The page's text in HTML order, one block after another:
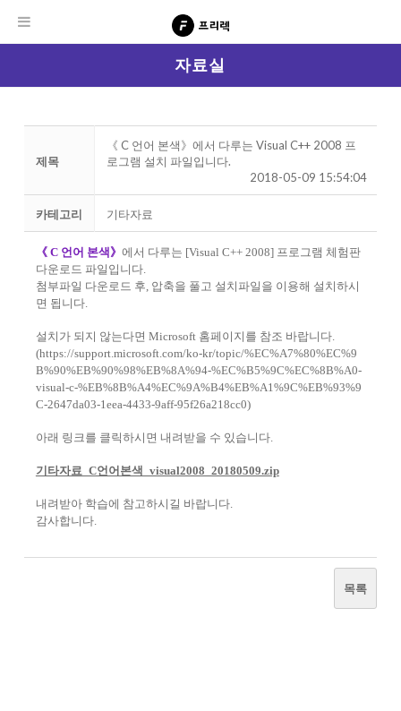
자료실
제목
《 C 언어 본색》에서 다루는 Visual C++ 2008 프
로그램 설치 파일입니다.
2018-05-09 15:54:04
카테고리 기타자료
《 C 언어 본색》 에서 다루는 [Visual C++ 2008] 프로그램 체험판
다운로드 파일입니다.
첨부파일 다운로드 후, 압축을 풀고 설치파일을 이용해 설치하시
면 됩니다.
설치가 되지 않는다면 Microsoft 홈페이지를 참조 바랍니다.
(https://support.microsoft.com/ko-kr/topic/%EC%A7%80%EC%9
B%90%EB%90%98%EB%8A%94-%EC%B5%9C%EC%8B%A0-
visual-c-%EB%8B%A4%EC%9A%B4%EB%A1%9C%EB%93%9
C-2647da03-1eea-4433-9aff-95f26a218cc0)
아래 링크를 클릭하시면 내려받을 수 있습니다.
기타자료_C언어본색_visual2008_20180509.zip
내려받아 학습에 참고하시길 바랍니다.
감사합니다.
목록